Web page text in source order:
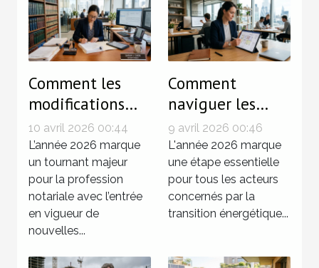
Comment les
modifications
législatives de
2026
influencent-elles
les notaires ?
10 avril 2026 00:44
L’année 2026 marque
un tournant majeur
pour la profession
notariale avec l’entrée
en vigueur de
nouvelles...
Comment
naviguer les
modifications du
décret tertiaire
en 2026 ?
9 avril 2026 00:46
L'année 2026 marque
une étape essentielle
pour tous les acteurs
concernés par la
transition énergétique...